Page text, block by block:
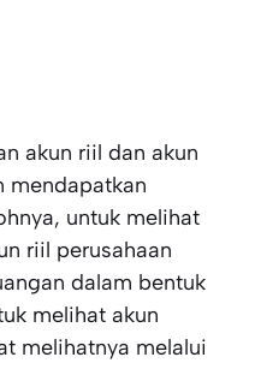
akun riil dan akun
mendapatkan
untuk melihat
riil perusahaan
dalam bentuk
melihat akun
melihatnya melalui